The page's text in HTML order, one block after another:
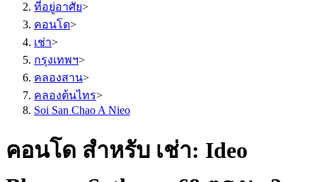
ที่อยู่อาศัย>
คอนโด>
เช่า>
กรุงเทพฯ>
คลองสาน>
คลองต้นไทร>
Soi San Chao A Nieo
คอนโด สำหรับ เช่า: Ideo